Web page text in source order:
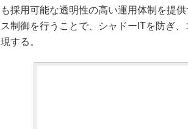
も採用可能な透明性の高い運用体制を提
ス制御を行うことで、シャドーITを防ぎ
現する。